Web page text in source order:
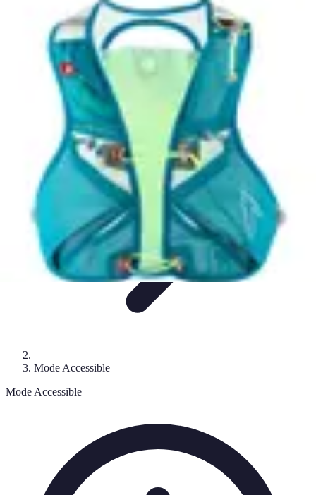
Shopping Accessible
Compréhension de l'accessibilitéAccessibilité Guides pratiques
Mode Accessible
Shopping Accessible
Mode Accessible
Mode Accessible